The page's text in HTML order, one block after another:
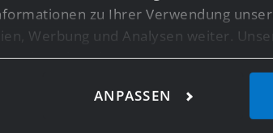
zu Ihrer Verwendung
Werbung und Analysen weiter.
mit weiteren Daten zusammen,
Ihrer Nutzung der Dienste
wie Google Analytics kann eine
ANPASSEN